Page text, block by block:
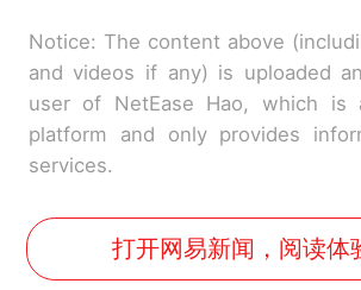
Notice: The content above
and videos if any) is uploaded
user of NetEase Hao, which is
platform and only provides
services.
打开网易新闻，阅读体